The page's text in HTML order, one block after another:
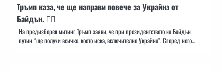
Тръмп каза, че ще направи повече за Украйна от
Байдън. 🤦‍♂️
На предизборен митинг Тръмп заяви, че при президентството на Байдън
путин “ще получи всичко, което иска, включително Украйна”. Според него…